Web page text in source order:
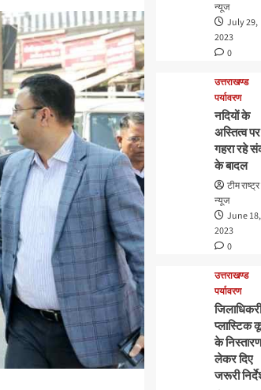
न्यूज
July 29,
2023
0
उत्तराखण्ड
पर्यावरण
नदियों के
अस्तित्व पर
गहरा रहे
के बादल
टीम
न्यूज
June 18,
2023
0
उत्तराखण्ड
पर्यावरण
प्लास्टिक
के
लेकर दिए
जरूरी